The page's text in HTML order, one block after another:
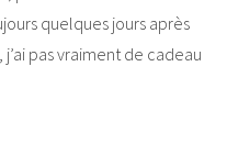
quelques jours après
pas vraiment de cadeau